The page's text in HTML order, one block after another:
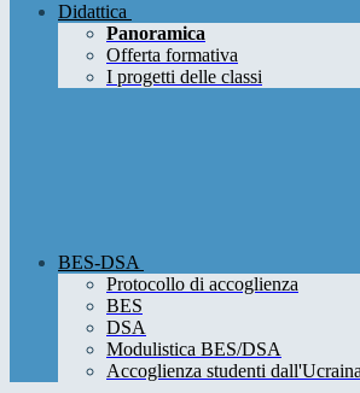
Didattica
Panoramica
Offerta formativa
I progetti delle classi
BES-DSA
Protocollo di accoglienza
BES
DSA
Modulistica BES/DSA
Accoglienza studenti dall'Ucraina